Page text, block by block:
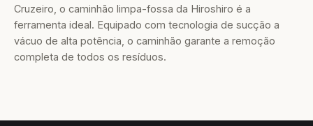
Cruzeiro, o caminhão limpa-fossa da Hiroshiro é a
ferramenta ideal. Equipado com tecnologia de sucção a
vácuo de alta potência, o caminhão garante a remoção
completa de todos os resíduos.